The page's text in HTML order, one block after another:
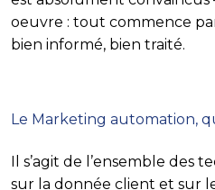
oeuvre : tout commence
bien informé, bien traité.
Le Marketing automation,
Il s’agit de l’ensemble des
sur la donnée client et sur